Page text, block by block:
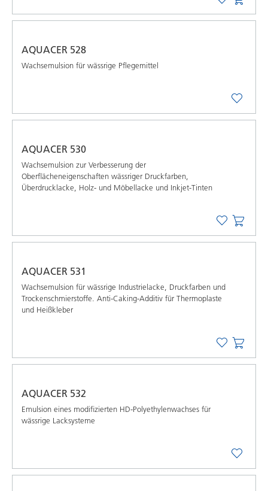
AQUACER 528
Wachsemulsion für wässrige Pflegemittel
AQUACER 530
Wachsemulsion zur Verbesserung der
Oberﬂächeneigenschaften wässriger Druckfarben,
Überdrucklacke, Holz- und Möbellacke und Inkjet-Tinten
AQUACER 531
Wachsemulsion für wässrige Industrielacke, Druckfarben und
Trockenschmierstoffe. Anti-Caking-Additiv für Thermoplaste
und Heißkleber
AQUACER 532
Emulsion eines modiﬁzierten HD-Polyethylenwachses für
wässrige Lacksysteme